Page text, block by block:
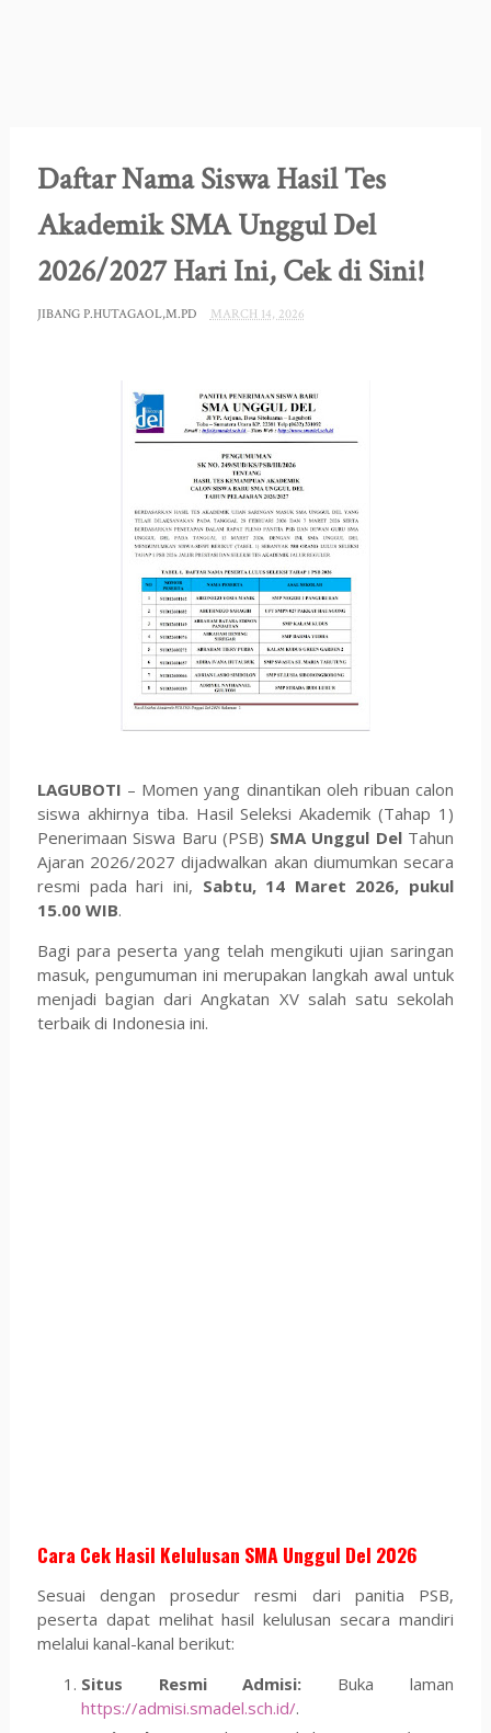
Daftar Nama Siswa Hasil Tes
Akademik SMA Unggul Del
2026/2027 Hari Ini, Cek di Sini!
JIBANG P.HUTAGAOL,M.PD MARCH 14, 2026
LAGUBOTI – Momen yang dinantikan oleh ribuan calon
siswa akhirnya tiba. Hasil Seleksi Akademik (Tahap 1)
Penerimaan Siswa Baru (PSB) SMA Unggul DelTahun
Ajaran 2026/2027 dijadwalkan akan diumumkan secara
resmi pada hari ini, Sabtu, 14 Maret 2026, pukul
15.00 WIB.
Bagi para peserta yang telah mengikuti ujian saringan
masuk, pengumuman ini merupakan langkah awal untuk
menjadi bagian dari Angkatan XV salah satu sekolah
terbaik di Indonesia ini.
Cara Cek Hasil Kelulusan SMA Unggul Del 2026
Sesuai dengan prosedur resmi dari panitia PSB,
peserta dapat melihat hasil kelulusan secara mandiri
melalui kanal-kanal berikut:
Situs Resmi Admisi: Buka laman
https://admisi.smadel.sch.id/.